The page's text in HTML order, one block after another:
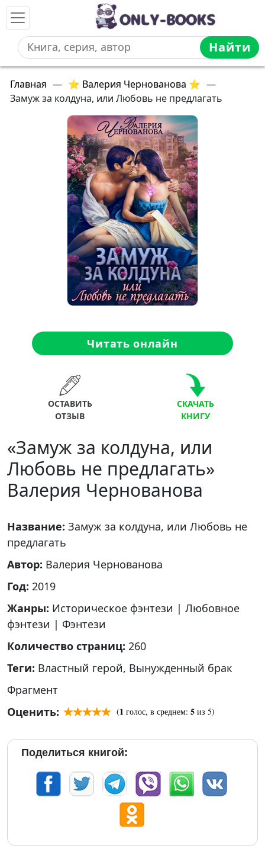
Найти
Главная — ⭐ Валерия Чернованова ⭐ —
Замуж за колдуна, или Любовь не предлагать
Читать онлайн
ОСТАВИТЬ
ОТЗЫВ
СКАЧАТЬ
КНИГУ
«Замуж за колдуна, или
Любовь не предлагать»
Валерия Чернованова
Название: Замуж за колдуна, или Любовь не
предлагать
Автор: Валерия Чернованова
Год: 2019
Жанры: Историческое фэнтези | Любовное
фэнтези | Фэнтези
Количество страниц: 260
Теги: Властный герой, Вынужденный брак
Фрагмент
Оценить:
(1 голос, в среднем: 5 из 5)
Поделиться книгой: